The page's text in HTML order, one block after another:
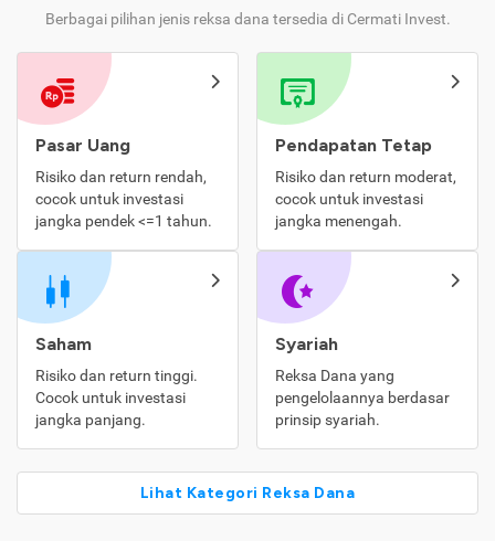
Berbagai pilihan jenis reksa dana tersedia di Cermati Invest.
Pasar Uang
Risiko dan return rendah,
cocok untuk investasi
jangka pendek <=1 tahun.
Pendapatan Tetap
Risiko dan return moderat,
cocok untuk investasi
jangka menengah.
Saham
Risiko dan return tinggi.
Cocok untuk investasi
jangka panjang.
Syariah
Reksa Dana yang
pengelolaannya berdasar
prinsip syariah.
Lihat Kategori Reksa Dana